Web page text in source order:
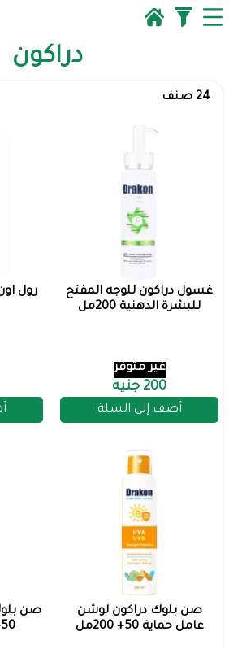
دراكون
24 صنف
غسول دراكون للوجه المفتح
للبشرة الدهنية 200مل
غير متوفر
200 جنيه
أضف إلى السلة
رول اون
صن بلوك دراكون لوشن
عامل حماية 50+ 200مل
صن
50+ جل كريم 60مل